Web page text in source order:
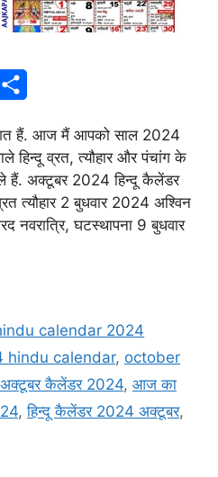
r
e
हैं. आज मैं आपको साल 2024
हिन्दू व्रत, त्यौहार और पंचांग के
हैं. अक्टूबर 2024 हिन्दू कैलेंडर
त्यौहार 2 बुधवार 2024 अश्विन
नवरात्रि, घटस्थापना 9 बुधवार
calendar 2024
hindu calendar, october
अक्टूबर कैलेंडर 2024, आज का
,हिन्दू कैलेंडर 2024 अक्टूबर,